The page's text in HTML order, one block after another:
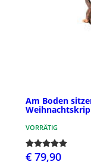
Am Boden
VORRÄTIG
€ 79,90